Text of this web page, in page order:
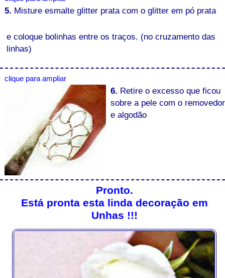
5. Misture esmalte glitter prata com o glitter em pó prata
e coloque bolinhas entre os traços. (no cruzamento das
linhas)
clique para ampliar
6. Retire o excesso que ficou
sobre a pele com o removedor
e algodão
Pronto.
Está pronta esta linda decoração em
Unhas !!!